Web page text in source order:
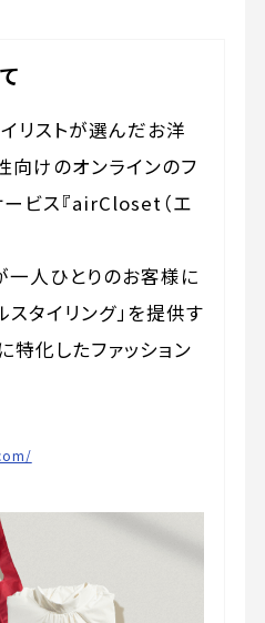
リストが選んだお洋
向けのオンラインのフ
ービス『airCloset（エ
一人ひとりのお客様に
タイリング」を提供す
特化したファッション